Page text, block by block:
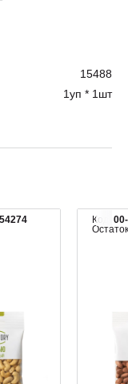
15488
1уп * 1шт
Код: